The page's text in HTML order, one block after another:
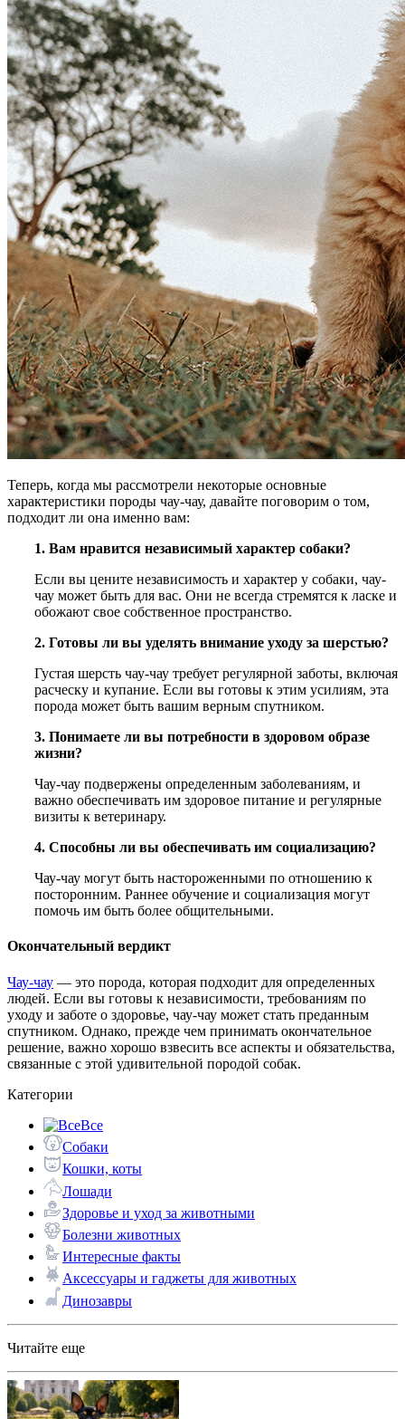
Теперь, когда мы рассмотрели некоторые основные
характеристики породы чау-чау, давайте поговорим о том,
подходит ли она именно вам:
1. Вам нравится независимый характер собаки?
Если вы цените независимость и характер у собаки, чау-
чау может быть для вас. Они не всегда стремятся к ласке и
обожают свое собственное пространство.
2. Готовы ли вы уделять внимание уходу за шерстью?
Густая шерсть чау-чау требует регулярной заботы, включая
расческу и купание. Если вы готовы к этим усилиям, эта
порода может быть вашим верным спутником.
3. Понимаете ли вы потребности в здоровом образе
жизни?
Чау-чау подвержены определенным заболеваниям, и
важно обеспечивать им здоровое питание и регулярные
визиты к ветеринару.
4. Способны ли вы обеспечивать им социализацию?
Чау-чау могут быть настороженными по отношению к
посторонним. Раннее обучение и социализация могут
помочь им быть более общительными.
Окончательный вердикт
Чау-чау — это порода, которая подходит для определенных
людей. Если вы готовы к независимости, требованиям по
уходу и заботе о здоровье, чау-чау может стать преданным
спутником. Однако, прежде чем принимать окончательное
решение, важно хорошо взвесить все аспекты и обязательства,
связанные с этой удивительной породой собак.
Категории
Все
Собаки
Кошки, коты
Лошади
Здоровье и уход за животными
Болезни животных
Интересные факты
Аксессуары и гаджеты для животных
Динозавры
Читайте еще